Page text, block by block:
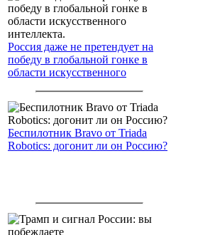
Россия даже не претендует на
победу в глобальной гонке в
области искусственного
Беспилотник Bravo от Triada
Robotics: догонит ли он Россию?